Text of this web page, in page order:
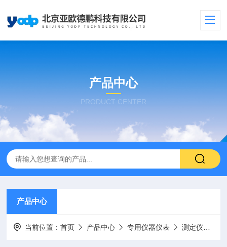
产品中心
PRODUCT CENTER
产品中心
当前位置：首页 产品中心 专用仪器仪表 测定仪